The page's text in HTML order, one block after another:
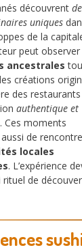
découvrent
uniques
de la
peut observer
ancestrales
créations
des
authentique et
. Ces moments
de
locales
. L’expérience
rituel de